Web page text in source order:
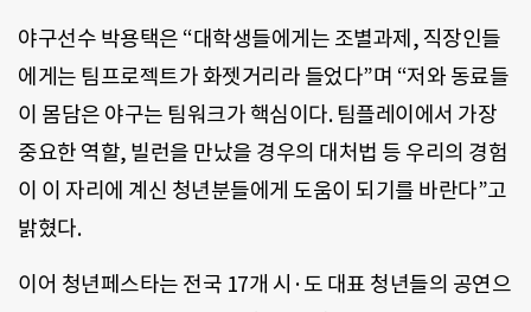
야구선수 박용택은 “대학생들에게는 조별과제, 직장인들
에게는 팀프로젝트가 화젯거리라 들었다”며 “저와 동료들
이 몸담은 야구는 팀워크가 핵심이다. 팀플레이에서 가장
중요한 역할, 빌런을 만났을 경우의 대처법 등 우리의 경험
이 이 자리에 계신 청년분들에게 도움이 되기를 바란다”고
밝혔다.
이어 청년페스타는 전국 17개 시·도 대표 청년들의 공연으